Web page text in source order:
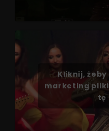
Kliknij,
marketing pliki
tę